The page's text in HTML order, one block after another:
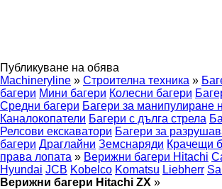
Публикуване на обява
Machineryline » Строителна техника »
багери Мини багери Колесни багери
Средни багери Багери за манипулиране
Каналокопатели Багери с дълга стрела
Релсови екскаватори Багери за
багери Драглайни Земснаряди Крачещи
права лопата » Верижни багери Hitachi
Hyundai JCB Kobelco Komatsu Liebherr
Верижни багери Hitachi ZX »